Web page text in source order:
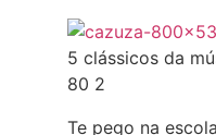
5 clássicos da
80 2
Te pego na escola